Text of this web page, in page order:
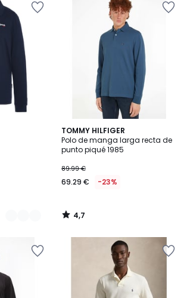
TOMMY HILFIGER
Polo de manga larga recta de
punto piqué 1985
89.99 €
69.29 € -23%
4,7
/ 5
4,7
/